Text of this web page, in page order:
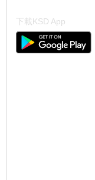
下載KSD App